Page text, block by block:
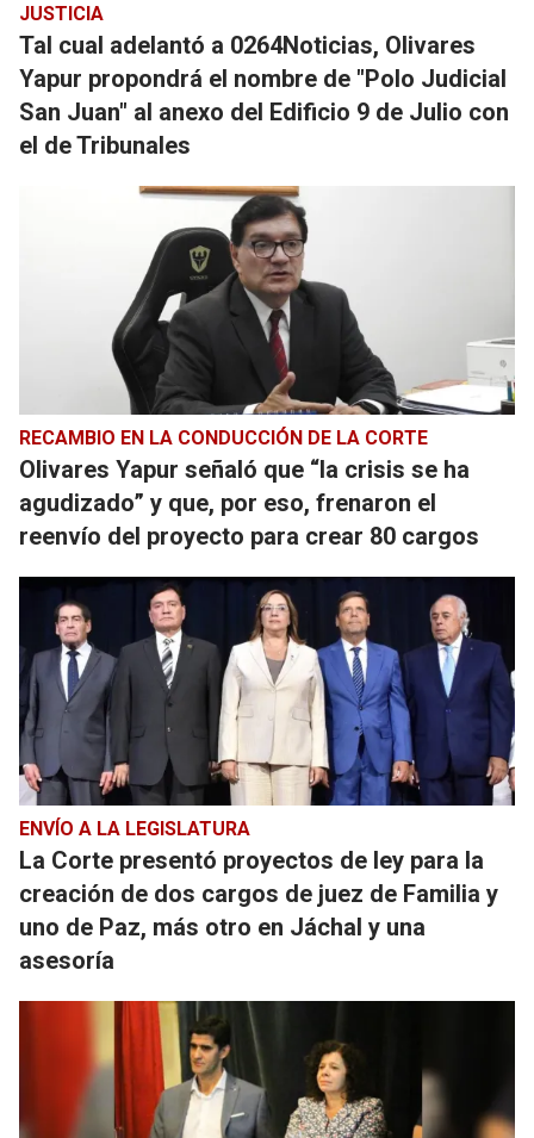
JUSTICIA
Tal cual adelantó a 0264Noticias, Olivares
Yapur propondrá el nombre de "Polo Judicial
San Juan" al anexo del Edificio 9 de Julio con
el de Tribunales
RECAMBIO EN LA CONDUCCIÓN DE LA CORTE
Olivares Yapur señaló que “la crisis se ha
agudizado” y que, por eso, frenaron el
reenvío del proyecto para crear 80 cargos
ENVÍO A LA LEGISLATURA
La Corte presentó proyectos de ley para la
creación de dos cargos de juez de Familia y
uno de Paz, más otro en Jáchal y una
asesoría